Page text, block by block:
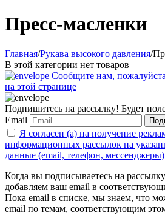
Пресс-масленки
Главная/Рукава высокого давления/
В этой категории нет товаров
Сообщите нам,
на этой странице
Подпишитесь на рассылку! Будет
Email
Я согласен (а) на получение
информационных рассылок на
данные (email, телефон, мессенджеры)
Когда вы подписываетесь на
добавляем ваш email в
Пока email в списке, мы знаем, что
email по темам, соответствующим